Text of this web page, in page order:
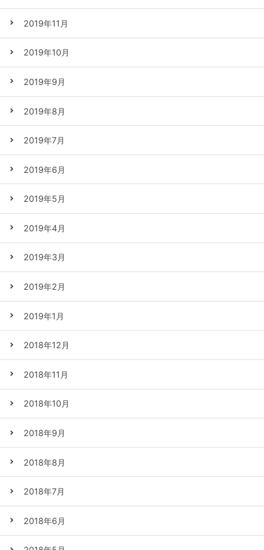
2019年11月
2019年10月
2019年9月
2019年8月
2019年7月
2019年6月
2019年5月
2019年4月
2019年3月
2019年2月
2019年1月
2018年12月
2018年11月
2018年10月
2018年9月
2018年8月
2018年7月
2018年6月